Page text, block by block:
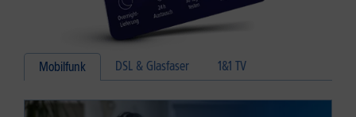
Mobilfunk DSL & Glasfaser 1&1 TV